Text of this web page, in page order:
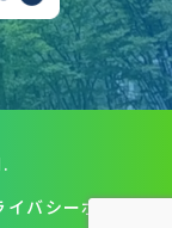
イバシーポリシ